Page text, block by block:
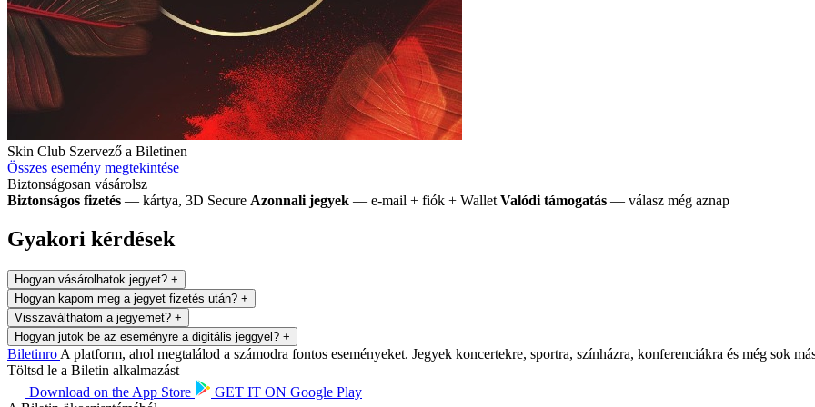
Skin Club Szervező a Biletinen
Összes esemény megtekintése
Biztonságosan vásárolsz
Biztonságos fizetés — kártya, 3D Secure Azonnali jegyek — e-mail + fiók + Wallet Valódi támogatás — válasz még aznap
Gyakori kérdések
Hogyan vásárolhatok jegyet? +
Hogyan kapom meg a jegyet fizetés után? +
Visszaválthatom a jegyemet? +
Hogyan jutok be az eseményre a digitális jeggyel? +
Biletinro A platform, ahol megtalálod a számodra fontos eseményeket. Jegyek koncertekre, sportra, színházra, konferenciákra és még sok
Töltsd le a Biletin alkalmazást
Download on the App Store GET IT ON Google Play